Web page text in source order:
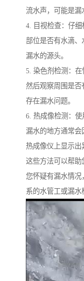
流水声，可能是漏
4. 目视检查：仔
部位是否有水滴、
漏水的源头。
5. 染色剂检测：在
然后观察周围是
存在漏水问题。
6. 热成像检测：使
漏水的地方通常
热成像仪上显示出
这些方法可以帮助
您怀疑有漏水情况
系的水管工或漏水